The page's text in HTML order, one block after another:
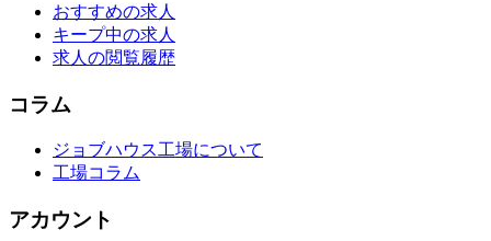
おすすめの求人
キープ中の求人
求人の閲覧履歴
コラム
ジョブハウス工場について
工場コラム
アカウント